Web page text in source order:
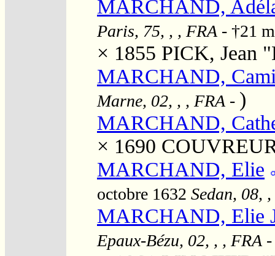
MARCHAND,
Paris, 75, , , FRA - †21
× 1855 PICK, Jean
MARCHAND,
Marne, 02, , , FRA - )
MARCHAND,
× 1690
MARCHAND, Elie
octobre 1632 Sedan, 08,
MARCHAND, Elie
Epaux-Bézu, 02, , , FRA